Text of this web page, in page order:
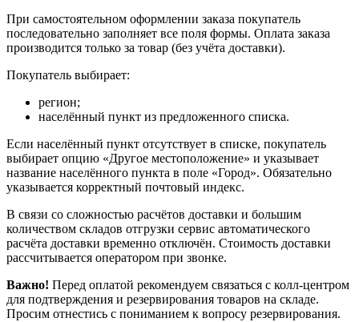
При самостоятельном оформлении заказа покупатель
последовательно заполняет все поля формы. Оплата заказа
производится только за товар (без учёта доставки).
Покупатель выбирает:
регион;
населённый пункт из предложенного списка.
Если населённый пункт отсутствует в списке, покупатель
выбирает опцию «Другое местоположение» и указывает
название населённого пункта в поле «Город». Обязательно
указывается корректный почтовый индекс.
В связи со сложностью расчётов доставки и большим
количеством складов отгрузки сервис автоматического
расчёта доставки временно отключён. Стоимость доставки
рассчитывается оператором при звонке.
Важно! Перед оплатой рекомендуем связаться с колл‑центром
для подтверждения и резервирования товаров на складе.
Просим отнестись с пониманием к вопросу резервирования.